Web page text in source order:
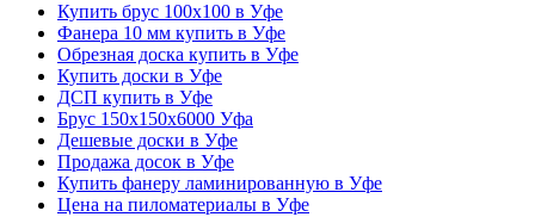
Купить брус 100х100 в Уфе
Фанера 10 мм купить в Уфе
Обрезная доска купить в Уфе
Купить доски в Уфе
ДСП купить в Уфе
Брус 150х150х6000 Уфа
Дешевые доски в Уфе
Продажа досок в Уфе
Купить фанеру ламинированную в Уфе
Цена на пиломатериалы в Уфе